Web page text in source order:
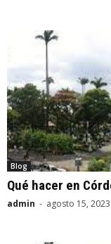
Blog
Qué hacer en
admin - agosto 15, 2023